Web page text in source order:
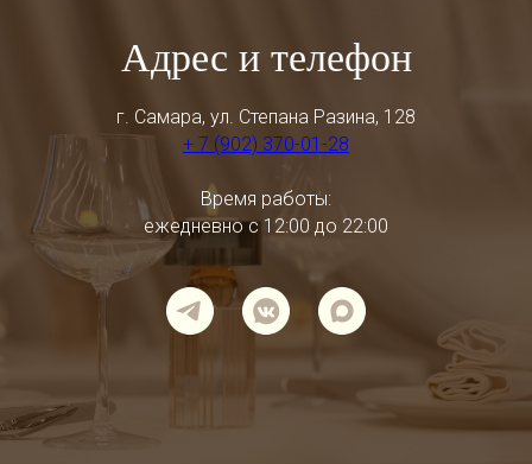
Адрес и телефон
г. Самара, ул. Степана Разина, 128
+ 7 (902) 370-01-28
Время работы:
ежедневно с 12:00 до 22:00